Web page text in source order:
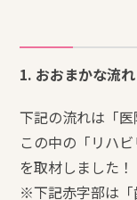
1. おおまかな流れ
下記の流れは「医
この中の「リハ
を取材しました！
※下記赤字部は「